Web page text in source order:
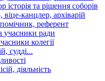
історія та рішення соборів
віце-канцлер, архіварій
референт
учасники ради
колегії
судді...
діяльність